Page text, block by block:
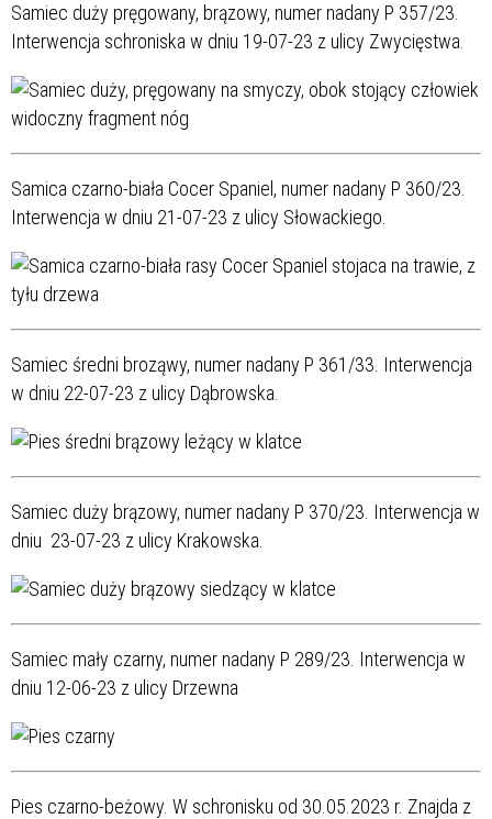
Samiec duży pręgowany, brązowy, numer nadany P 357/23.
Interwencja schroniska w dniu 19-07-23 z ulicy Zwycięstwa.
Samica czarno-biała Cocer Spaniel, numer nadany P 360/23.
Interwencja w dniu 21-07-23 z ulicy Słowackiego.
Samiec średni broząwy, numer nadany P 361/33. Interwencja
w dniu 22-07-23 z ulicy Dąbrowska.
Samiec duży brązowy, numer nadany P 370/23. Interwencja w
dniu 23-07-23 z ulicy Krakowska.
Samiec mały czarny, numer nadany P 289/23. Interwencja w
dniu 12-06-23 z ulicy Drzewna
Pies czarno-beżowy. W schronisku od 30.05.2023 r. Znajda z